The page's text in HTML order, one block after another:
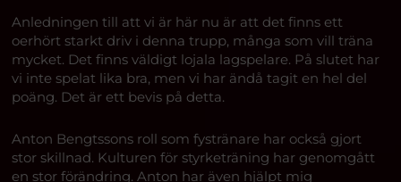
Anledningen till att vi är här nu är att det finns ett
oerhört starkt driv i denna trupp, många som vill träna
mycket. Det finns väldigt lojala lagspelare. På slutet har
vi inte spelat lika bra, men vi har ändå tagit en hel del
poäng. Det är ett bevis på detta.
Anton Bengtssons roll som fystränare har också gjort
stor skillnad. Kulturen för styrketräning har genomgått
en stor förändring. Anton har även hjälpt mig